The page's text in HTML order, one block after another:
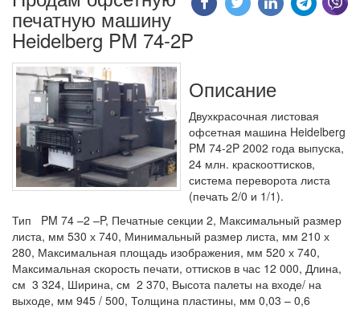
печатную машину
Heidelberg PM 74-2P
Описание
Двухкрасочная листовая
офсетная машина Heidelberg
PM 74-2P 2002 года выпуска,
24 млн. краскооттисков,
система переворота листа
(печать 2/0 и 1/1).
Тип PM 74 –2 –P, Печатные секции 2, Максимальный размер
листа, мм 530 х 740, Минимальный размер листа, мм 210 х
280, Максимальная площадь изображения, мм 520 х 740,
Максимальная скорость печати, оттисков в час 12 000, Длина,
см 3 324, Ширина, см 2 370, Высота палеты на входе/ на
выходе, мм 945 / 500, Толщина пластины, мм 0,03 – 0,6